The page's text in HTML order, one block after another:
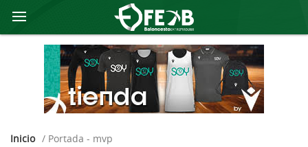
Inicio / portada - mvp